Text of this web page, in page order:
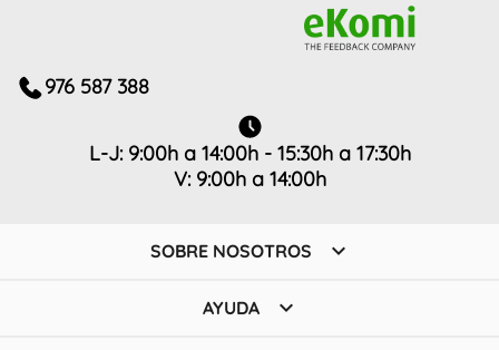
976 587 388
L-J: 9:00h a 14:00h - 15:30h a 17:30h
V: 9:00h a 14:00h
SOBRE NOSOTROS 
AYUDA 